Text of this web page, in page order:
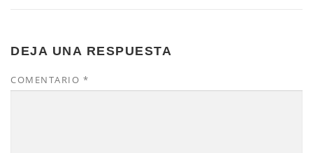
DEJA UNA RESPUESTA
COMENTARIO *